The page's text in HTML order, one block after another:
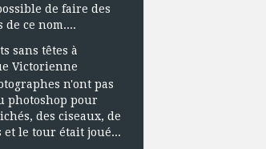
de faire des
de ce nom....
sans têtes à
Victorienne
n'ont pas
photoshop pour
des ciseaux, de
et le tour était joué...